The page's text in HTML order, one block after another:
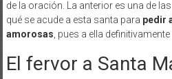
de la oración. La anterior es una de
qué se acude a esta santa para pedir
amorosas, pues a ella
El fervor a Santa